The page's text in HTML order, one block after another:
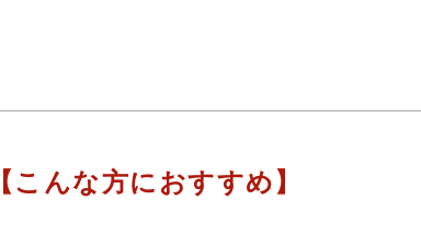
【こんな方におすすめ】